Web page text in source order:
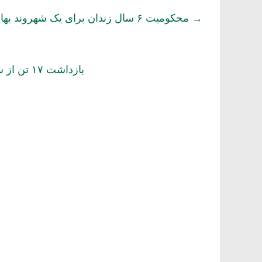
→ محکومیت ۶ سال زندان برای یک شهروند بهایی
بازداشت ۱۷ تن از شهروندان بهایی در تهران و اصفهان با یورش نیروهای امنیتی